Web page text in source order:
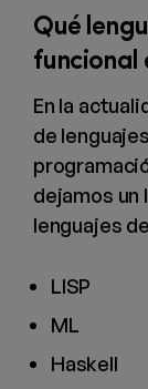
Qué
funcional
En la
de
dejamos un
lenguajes
LISP
ML
Haskell